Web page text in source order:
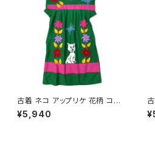
古着 ネコ アップリケ 花柄 コッ
トン ミニ丈 半袖 ワンピース 緑
(oa2607077)
¥5,940